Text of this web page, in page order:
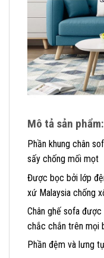
Mô tả sản phẩm:
Phần khung chân
sấy chống mối mọt
Được bọc bởi lớp
xứ Malaysia chống
Chân ghế sofa
chắc chắn trên mọi
Phần đệm và lưng